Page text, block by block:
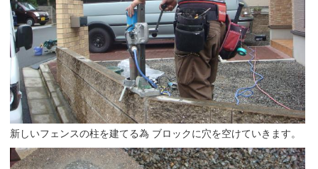
新しいフェンスの柱を建てる為 ブロックに穴を空けていきます。